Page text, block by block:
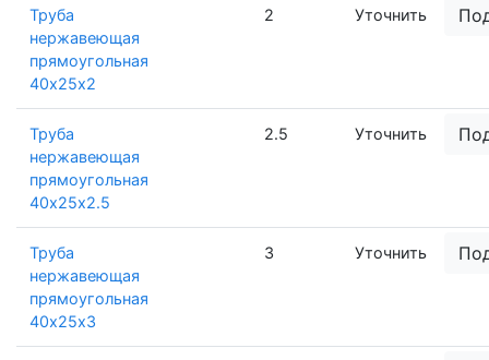
Труба
нержавеющая
прямоугольная
40х25х2
2 Уточнить
Труба
нержавеющая
прямоугольная
40х25х2.5
2.5 Уточнить
Труба
нержавеющая
прямоугольная
40х25х3
3 Уточнить